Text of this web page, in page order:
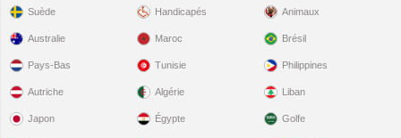
Suède Handicapés Animaux
Australie
Pays-Bas
Autriche
Japon
Maroc
Tunisie
Algérie
Égypte
Brésil
Philippines
Liban
Golfe